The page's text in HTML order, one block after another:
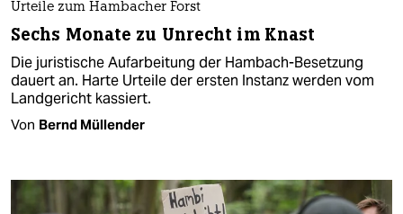
Urteile zum Hambacher Forst
Sechs Monate zu Unrecht im Knast
Die juristische Aufarbeitung der Hambach-Besetzung
dauert an. Harte Urteile der ersten Instanz werden vom
Landgericht kassiert.
Von Bernd Müllender